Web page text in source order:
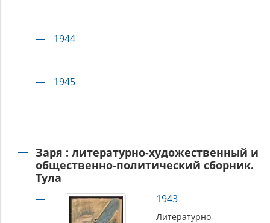
1944
1945
Заря : литературно-художественный и
общественно-политический сборник.
Тула
1943
Литературно-